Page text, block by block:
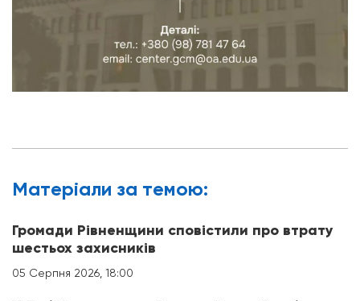
Матерiали за темою:
Громади Рівненщини сповістили про втрату
шестьох захисників
05 Серпня 2026, 18:00